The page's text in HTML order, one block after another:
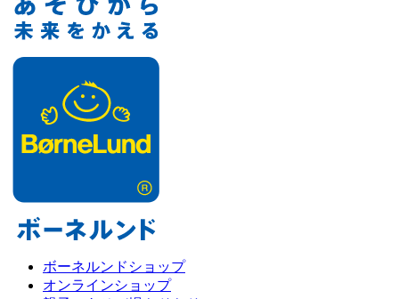
ボーネルンドショップ
オンラインショップ